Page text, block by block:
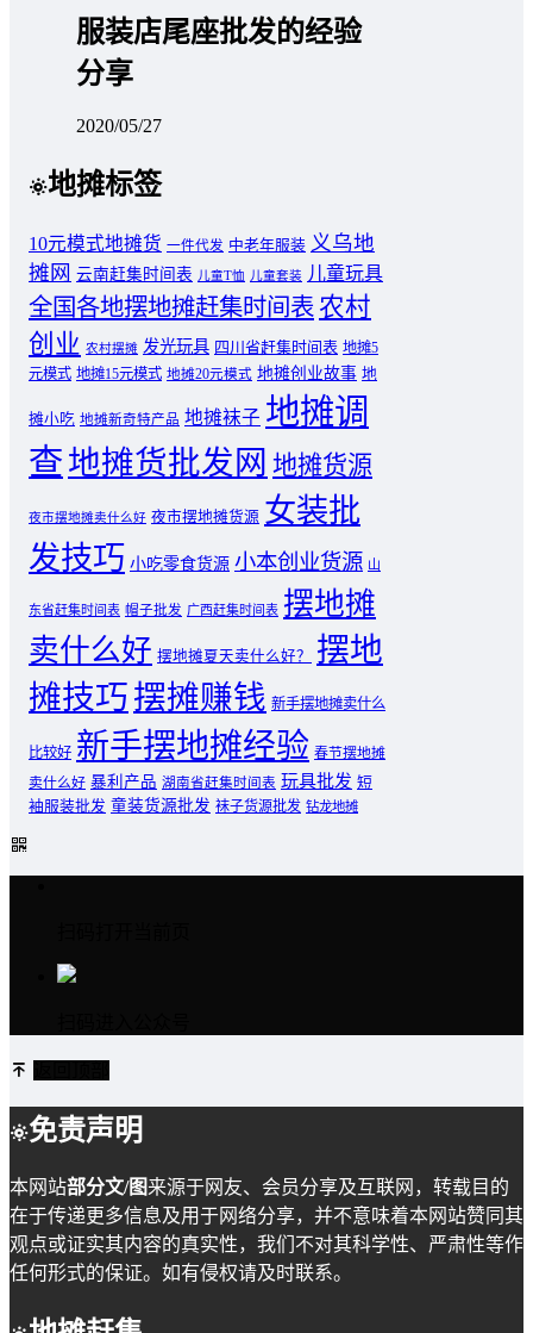
服装店尾座批发的经验
分享
2020/05/27
地摊标签
10元模式地摊货 一件代发 中老年服装 义乌地
摊网 云南赶集时间表 儿童T恤 儿童套装 儿童玩具
全国各地摆地摊赶集时间表 农村
创业 农村摆摊 发光玩具 四川省赶集时间表 地摊5
元模式 地摊15元模式 地摊20元模式 地摊创业故事 地
摊小吃 地摊新奇特产品 地摊袜子 地摊调
查地摊货批发网 地摊货源
夜市摆地摊卖什么好 夜市摆地摊货源 女装批
发技巧 小吃零食货源 小本创业货源 山
东省赶集时间表 帽子批发 广西赶集时间表 摆地摊
卖什么好 摆地摊夏天卖什么好？
摆地
摊技巧摆摊赚钱 新手摆地摊卖什么
比较好 新手摆地摊经验 春节摆地摊
卖什么好 暴利产品 湖南省赶集时间表 玩具批发 短
袖服装批发 童装货源批发 袜子货源批发 钻龙地摊
免责声明
本网站部分文/图来源于网友、会员分享及互联网，转载目的
在于传递更多信息及用于网络分享，并不意味着本网站赞同其
观点或证实其内容的真实性，我们不对其科学性、严肃性等作
任何形式的保证。如有侵权请及时联系。